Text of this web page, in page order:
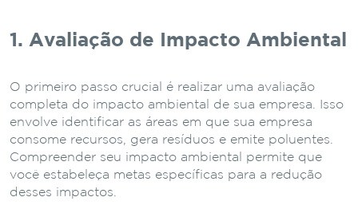
1. Avaliação de Impacto Ambiental
O primeiro passo crucial é realizar uma avaliação
completa do impacto ambiental de sua empresa. Isso
envolve identificar as áreas em que sua empresa
consome recursos, gera resíduos e emite poluentes.
Compreender seu impacto ambiental permite que
você estabeleça metas específicas para a redução
desses impactos.